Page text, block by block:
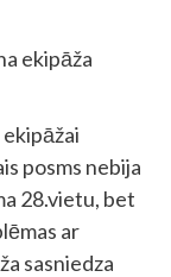
ekipāža
posms nebija
28.vietu, bet
ar
sasniedza